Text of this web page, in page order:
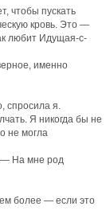
чтобы пускать
кровь. Это —
любит Идущая-с-
именно
спросила я.
Я никогда бы не
не могла
— На мне род
более — если это